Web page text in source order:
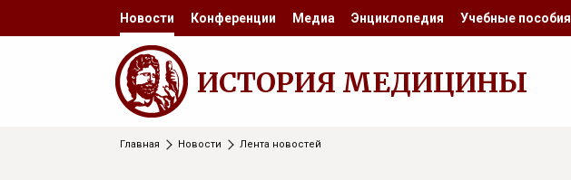
Новости Конференции Медиа Энциклопедия Учебные пособия
ИСТОРИЯ МЕДИЦИНЫ
Главная Новости Лента новостей